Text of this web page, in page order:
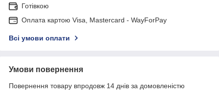
Готівкою
Оплата картою Visa, Mastercard - WayForPay
Всі умови оплати
Умови повернення
Повернення товару впродовж 14 днів за домовленістю